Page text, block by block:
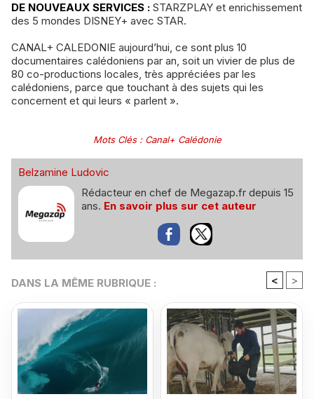
DE NOUVEAUX SERVICES : STARZPLAY et enrichissement
des 5 mondes DISNEY+ avec STAR.
CANAL+ CALEDONIE aujourd’hui, ce sont plus 10
documentaires calédoniens par an, soit un vivier de plus de
80 co-productions locales, très appréciées par les
calédoniens, parce que touchant à des sujets qui les
concernent et qui leurs « parlent ».
Mots Clés: Canal+ Calédonie
Belzamine Ludovic
Rédacteur en chef de Megazap.fr depuis 15
ans. En savoir plus sur cet auteur
DANS LA MÊME RUBRIQUE : < >